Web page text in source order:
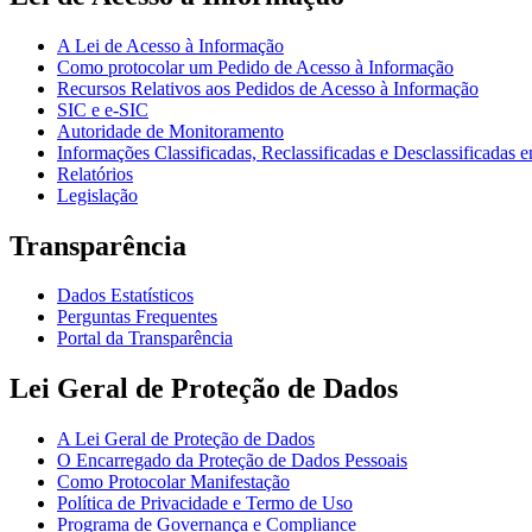
A Lei de Acesso à Informação
Como protocolar um Pedido de Acesso à Informação
Recursos Relativos aos Pedidos de Acesso à Informação
SIC e e-SIC
Autoridade de Monitoramento
Informações Classificadas, Reclassificadas e Desclassificadas
Relatórios
Legislação
Transparência
Dados Estatísticos
Perguntas Frequentes
Portal da Transparência
Lei Geral de Proteção de Dados
A Lei Geral de Proteção de Dados
O Encarregado da Proteção de Dados Pessoais
Como Protocolar Manifestação
Política de Privacidade e Termo de Uso
Programa de Governança e Compliance